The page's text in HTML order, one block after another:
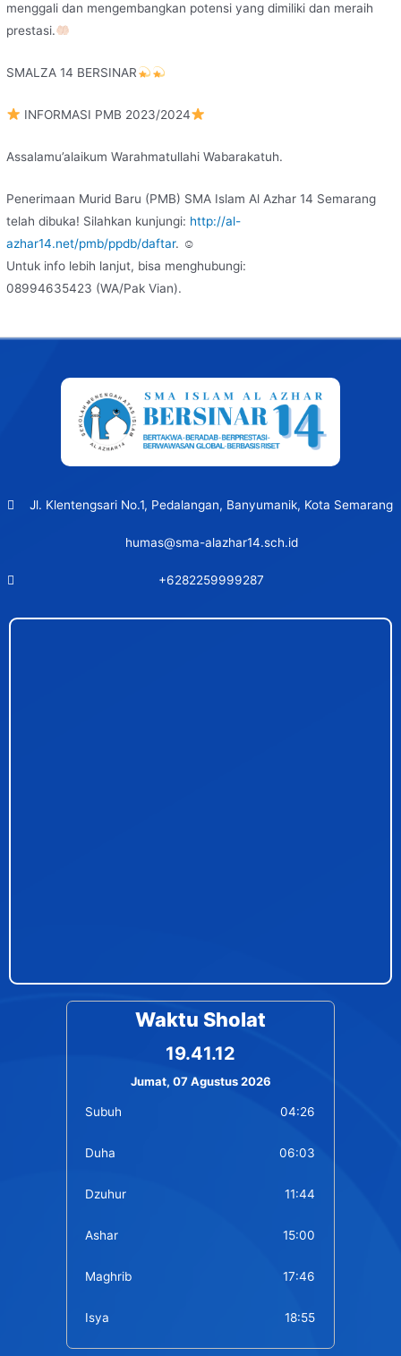
menggali dan mengembangkan potensi yang dimiliki dan meraih
prestasi.
SMALZA 14 BERSINAR
INFORMASI PMB 2023/2024
Assalamu’alaikum Warahmatullahi Wabarakatuh.
Penerimaan Murid Baru (PMB) SMA Islam Al Azhar 14 Semarang
telah dibuka! Silahkan kunjungi: http://al-
azhar14.net/pmb/ppdb/daftar. ☺
Untuk info lebih lanjut, bisa menghubungi:
08994635423 (WA/Pak Vian).
Jl. Klentengsari No.1, Pedalangan, Banyumanik, Kota Semarang
humas@sma-alazhar14.sch.id
+6282259999287
Waktu Sholat
19.41.12
Jumat, 07 Agustus 2026
Subuh 04:26
Duha 06:03
Dzuhur 11:44
Ashar 15:00
Maghrib 17:46
Isya 18:55